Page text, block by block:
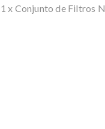
1 x Conjunto de Filtros